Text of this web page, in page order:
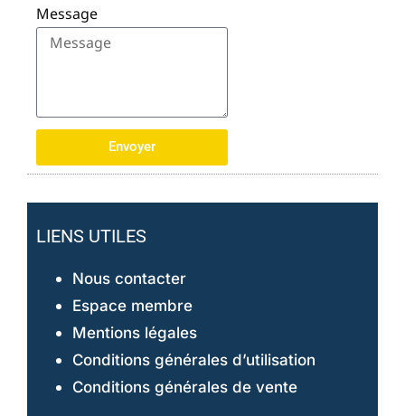
Message
Envoyer
LIENS UTILES
Nous contacter
Espace membre
Mentions légales
Conditions générales d’utilisation
Conditions générales de vente